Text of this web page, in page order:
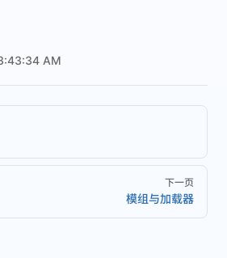
AM
下一页
模组与加载器